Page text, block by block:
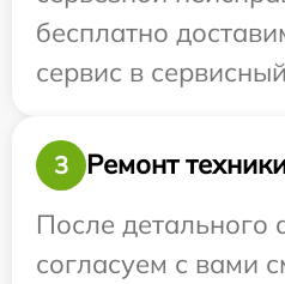
бесплатно
сервис в
3
Ремонт
После детального
согласуем с вами